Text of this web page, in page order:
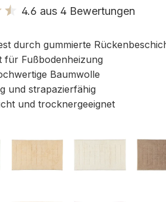
4.6 aus 4 Bewertungen
durch gummierte
für Fußbodenheizung
Baumwolle
und strapazierfähig
und trocknergeeignet